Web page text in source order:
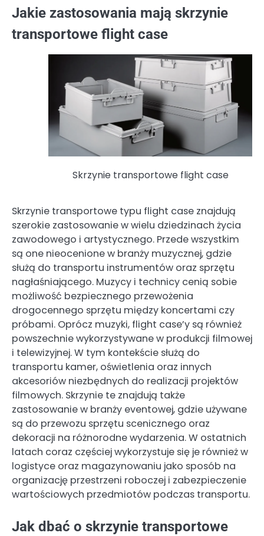
Jakie zastosowania mają skrzynie
transportowe flight case
Skrzynie transportowe flight case
Skrzynie transportowe typu flight case znajdują
szerokie zastosowanie w wielu dziedzinach życia
zawodowego i artystycznego. Przede wszystkim
są one nieocenione w branży muzycznej, gdzie
służą do transportu instrumentów oraz sprzętu
nagłaśniającego. Muzycy i technicy cenią sobie
możliwość bezpiecznego przewożenia
drogocennego sprzętu między koncertami czy
próbami. Oprócz muzyki, flight case’y są również
powszechnie wykorzystywane w produkcji filmowej
i telewizyjnej. W tym kontekście służą do
transportu kamer, oświetlenia oraz innych
akcesoriów niezbędnych do realizacji projektów
filmowych. Skrzynie te znajdują także
zastosowanie w branży eventowej, gdzie używane
są do przewozu sprzętu scenicznego oraz
dekoracji na różnorodne wydarzenia. W ostatnich
latach coraz częściej wykorzystuje się je również w
logistyce oraz magazynowaniu jako sposób na
organizację przestrzeni roboczej i zabezpieczenie
wartościowych przedmiotów podczas transportu.
Jak dbać o skrzynie transportowe